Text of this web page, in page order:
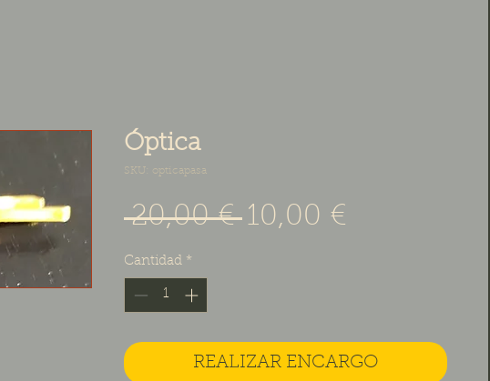
Óptica
SKU: opticapasa
20,00 € Precio
10,00 €
Cantidad *
REALIZAR ENCARGO